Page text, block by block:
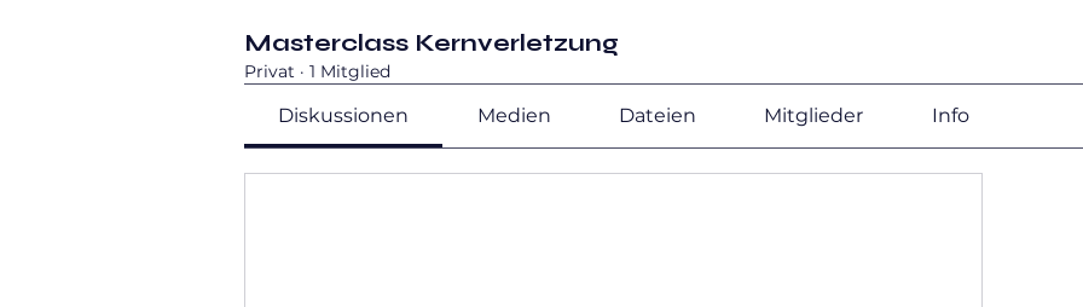
Masterclass Kernverletzung
Privat · 1 Mitglied
Diskussionen Medien Dateien Mitglieder Info